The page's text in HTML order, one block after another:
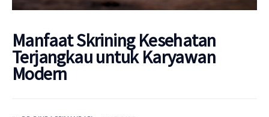
Mengapa Good Doctor
Berita
Layanan
Manfaat Skrining Kesehatan
Terjangkau untuk Karyawan
Modern